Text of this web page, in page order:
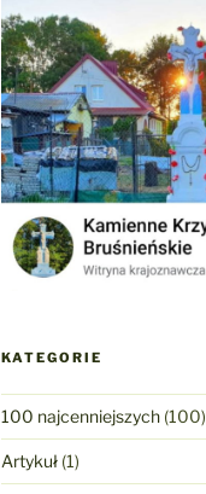
KATEGORIE
100 najcenniejszych(100)
Artykuł(1)